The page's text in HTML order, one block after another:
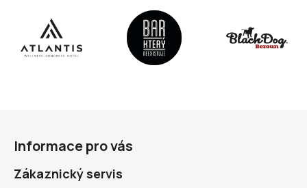
v
ý
p
i
Informace pro vás
Zákaznický servis